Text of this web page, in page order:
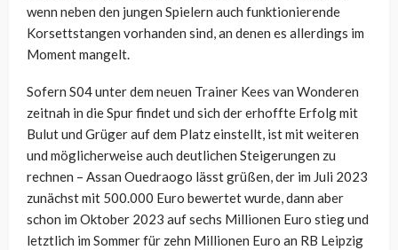
wenn neben den jungen Spielern auch funktionierende
Korsettstangen vorhanden sind, an denen es allerdings im
Moment mangelt.
Sofern S04 unter dem neuen Trainer Kees van Wonderen
zeitnah in die Spur findet und sich der erhoffte Erfolg mit
Bulut und Grüger auf dem Platz einstellt, ist mit weiteren
und möglicherweise auch deutlichen Steigerungen zu
rechnen – Assan Ouedraogo lässt grüßen, der im Juli 2023
zunächst mit 500.000 Euro bewertet wurde, dann aber
schon im Oktober 2023 auf sechs Millionen Euro stieg und
letztlich im Sommer für zehn Millionen Euro an RB Leipzig